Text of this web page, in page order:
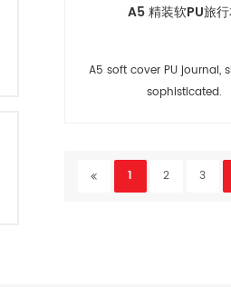
A5 精装软PU旅
A5 soft cover PU journal,
sophisticated.
1 2 3